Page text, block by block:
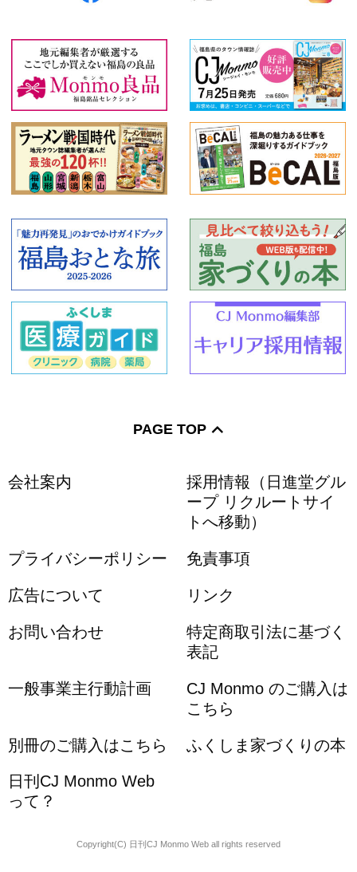
PAGE TOP
会社案内
採用情報（日進堂グル
ープ リクルートサイ
トへ移動）
プライバシーポリシー 免責事項
広告について リンク
お問い合わせ
特定商取引法に基づく
表記
一般事業主行動計画
CJ Monmo のご購入は
こちら
別冊のご購入はこちら ふくしま家づくりの本
日刊CJ Monmo Web
って？
Copyright(C) 日刊CJ Monmo Web all rights reserved